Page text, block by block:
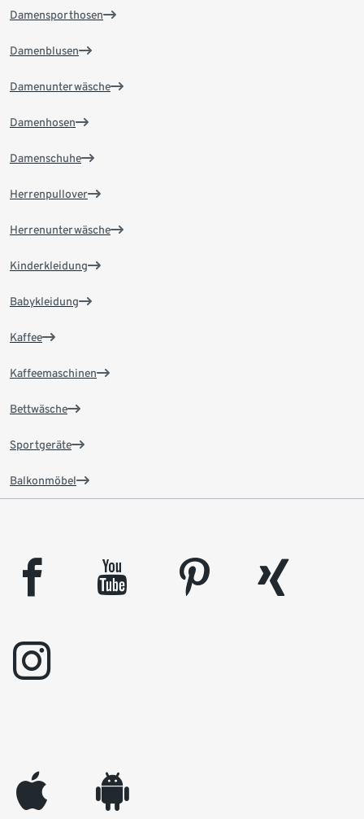
Damensporthosen
Damenblusen
Damenunterwäsche
Damenhosen
Damenschuhe
Herrenpullover
Herrenunterwäsche
Kinderkleidung
Babykleidung
Kaffee
Kaffeemaschinen
Bettwäsche
Sportgeräte
Balkonmöbel
facebook youtube pinterest
xing
instagram
appleinc android